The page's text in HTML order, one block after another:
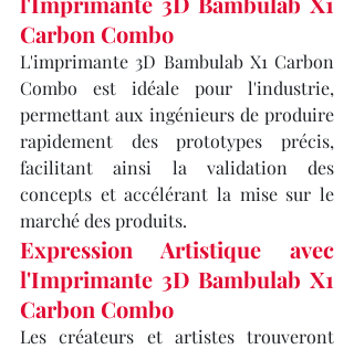
Carbon Combo
L'imprimante 3D Bambulab X1 Carbon
Combo est idéale pour l'industrie,
permettant aux ingénieurs de produire
rapidement des prototypes précis,
facilitant ainsi la validation des
concepts et accélérant la mise sur le
marché des produits.
Expression Artistique avec
l'Imprimante 3D Bambulab X1
Carbon Combo
Les créateurs et artistes trouveront